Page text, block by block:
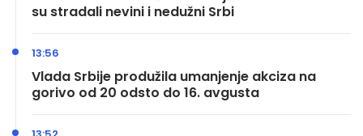
su stradali nevini i nedužni Srbi
Vlada Srbije produžila umanjenje akciza na
gorivo od 20 odsto do 16. avgusta
13:56